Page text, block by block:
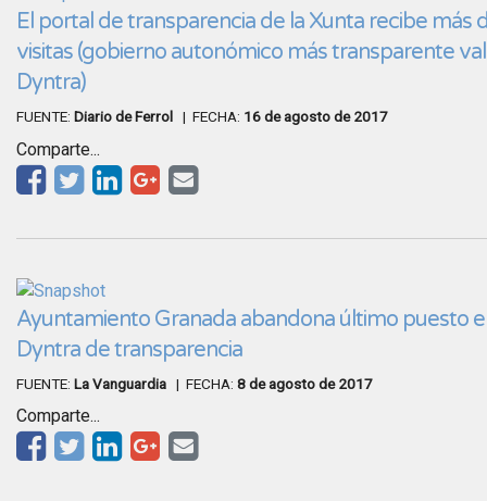
El portal de transparencia de la Xunta recibe más
visitas (gobierno autonómico más transparente
Dyntra)
FUENTE: Diario de Ferrol | FECHA: 16 de agosto de 2017
Comparte...
Ayuntamiento Granada abandona último puesto
Dyntra de transparencia
FUENTE: La Vanguardia | FECHA: 8 de agosto de 2017
Comparte...